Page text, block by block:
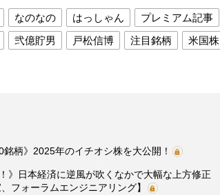
なのなの はっしゃん
プレミアム記事
弐億貯男 戸松信博 注目銘柄
米国株
柄》2025年のイチオシ株を大公開！
》日本経済に逆風が吹くなかで大幅な上方修正
フォーラムエンジニアリング】